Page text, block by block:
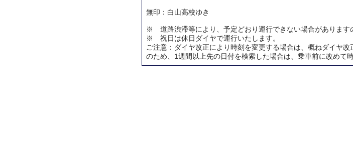
無印：白山高校ゆき
※ 道路渋滞等により、予定どおり運行できない場合があります
※ 祝日は休日ダイヤで運行いたします。
ご注意：ダイヤ改正により時刻を変更する場合は、概ねダイヤ
のため、1週間以上先の日付を検索した場合は、乗車前に改めて